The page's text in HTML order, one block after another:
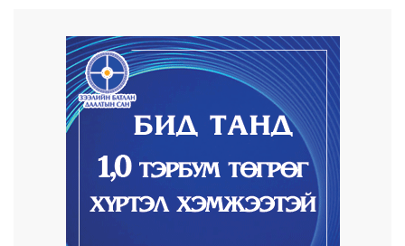
9 цаг 38 минут
Автомашины улсын дугаар тэгш
тоогоор төгссөн бол...
Улаанбаатарт өдөртөө 29 хэм дулаан
Прокурорын байгууллага өнгөрсөн
долоо хоногт 29,...